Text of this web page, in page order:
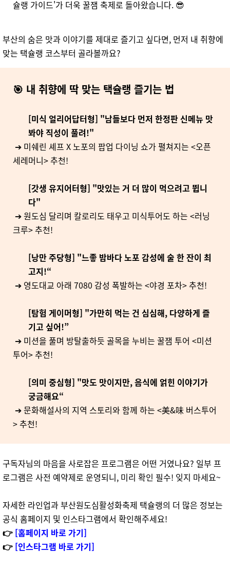
슐랭 가이드'가 더욱 꿀잼 축제로 돌아왔습니다. 😎
부산의 숨은 맛과 이야기를 제대로 즐기고 싶다면, 먼저 내 취향에
맞는 택슐랭 코스부터 골라볼까요?
🎯 내 취향에 딱 맞는 택슐랭 즐기는 법
[미식 얼리어답터형] "남들보다 먼저 한정판 신메뉴 맛
봐야 직성이 풀려!"
➔ 미쉐린 셰프 X 노포의 팝업 다이닝 쇼가 펼쳐지는 <오픈
세레머니> 추천!
[갓생 유지어터형] "맛있는 거 더 많이 먹으려고 뜁니
다"
➔ 원도심 달리며 칼로리도 태우고 미식투어도 하는 <러닝
크루> 추천!
[낭만 주당형] "느좋 밤바다 노포 감성에 술 한 잔이 최
고지!“
➔ 영도대교 아래 7080 감성 폭발하는 <야경 포차> 추천!
[탐험 게이머형] "가만히 먹는 건 심심해, 다양하게 즐
기고 싶어!”
➔ 미션을 풀며 방탈출하듯 골목을 누비는 꿀잼 투어 <미션
투어> 추천!
[의미 중심형] "맛도 맛이지만, 음식에 얽힌 이야기가
궁금해요“
➔ 문화해설사의 지역 스토리와 함께 하는 <美&味 버스투어
> 추천!
구독자님의 마음을 사로잡은 프로그램은 어떤 거였나요? 일부 프
로그램은 사전 예약제로 운영되니, 미리 확인 필수! 잊지 마세요~
자세한 라인업과 부산원도심활성화축제 택슐랭의 더 많은 정보는
공식 홈페이지 및 인스타그램에서 확인해주세요!
👉 [홈페이지 바로 가기]
👉 [인스타그램 바로 가기]